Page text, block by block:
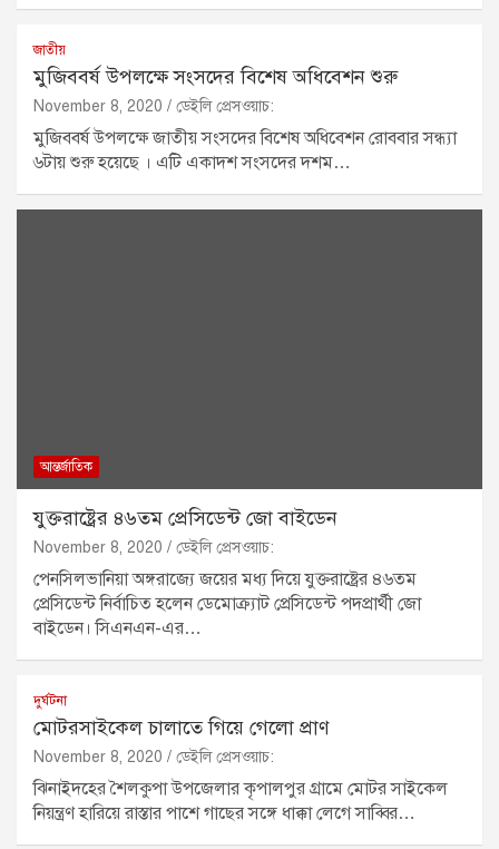
জাতীয়
মুজিববর্ষ উপলক্ষে সংসদের বিশেষ অধিবেশন শুরু
November 8, 2020 ডেইলি প্রেসওয়াচ:
মুজিববর্ষ উপলক্ষে জাতীয় সংসদের বিশেষ অধিবেশন রোববার সন্ধ্যা
৬টায় শুরু হয়েছে । এটি একাদশ সংসদের দশম…
আন্তর্জাতিক
যুক্তরাষ্ট্রের ৪৬তম প্রেসিডেন্ট জো বাইডেন
November 8, 2020 ডেইলি প্রেসওয়াচ:
পেনসিলভানিয়া অঙ্গরাজ্যে জয়ের মধ্য দিয়ে যুক্তরাষ্ট্রের ৪৬তম
প্রেসিডেন্ট নির্বাচিত হলেন ডেমোক্র্যাট প্রেসিডেন্ট পদপ্রার্থী জো
বাইডেন। সিএনএন-এর…
দুর্ঘটনা
মোটরসাইকেল চালাতে গিয়ে গেলো প্রাণ
November 8, 2020 ডেইলি প্রেসওয়াচ:
ঝিনাইদহের শৈলকুপা উপজেলার কৃপালপুর গ্রামে মোটর সাইকেল
নিয়ন্ত্রণ হারিয়ে রাস্তার পাশে গাছের সঙ্গে ধাক্কা লেগে সাব্বির…